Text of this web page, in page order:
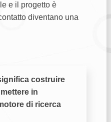
e il progetto è
diventano una
costruire
in
di ricerca